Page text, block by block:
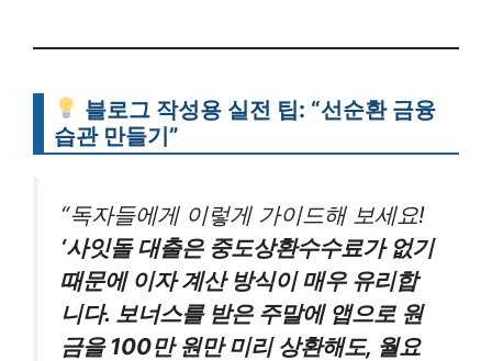
블로그 작성용 실전 팁: “선순환 금융
습관 만들기”
“독자들에게 이렇게 가이드해 보세요!
‘사잇돌 대출은 중도상환수수료가 없기
때문에 이자 계산 방식이 매우 유리합
니다. 보너스를 받은 주말에 앱으로 원
금을 100만 원만 미리 상환해도, 월요